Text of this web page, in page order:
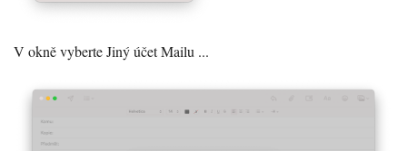
V okně vyberte Jiný účet Mailu ...